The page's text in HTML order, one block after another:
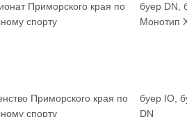
Приморского края по
спорту
буер DN,
Монотип
Приморского края по
спорту
буер IO,
DN